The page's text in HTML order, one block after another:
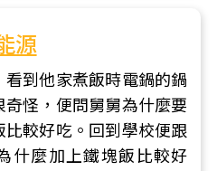
源
到他家煮飯時電鍋的鍋
怪，便問舅舅為什麼要
較好吃。回到學校便跟
什麼加上鐵塊飯比較好